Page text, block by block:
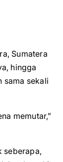
Sumatera
hingga
sama sekali
memutar,”
seberapa,